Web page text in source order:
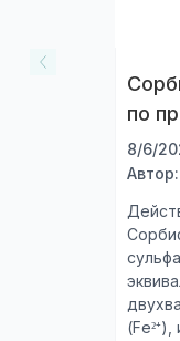
по
8/6/